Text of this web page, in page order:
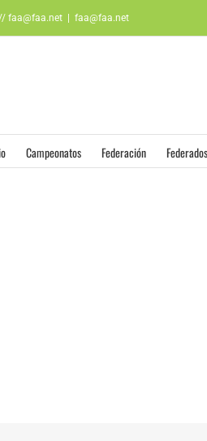
faa@faa.net faa@faa.net
Campeonatos Federación Federados